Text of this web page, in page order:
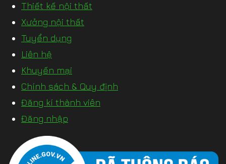
Thiết kế nội thất
Xưởng nội thất
Tuyển dụng
Liên hệ
Khuyến mại
Chính sách & Quy định
Đăng kí thành viên
Đăng nhập